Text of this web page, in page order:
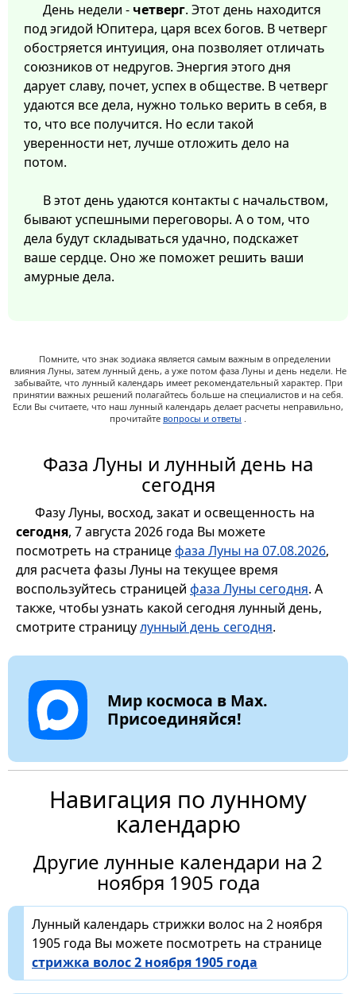
День недели - четверг. Этот день находится
под эгидой Юпитера, царя всех богов. В четверг
обостряется интуиция, она позволяет отличать
союзников от недругов. Энергия этого дня
дарует славу, почет, успех в обществе. В четверг
удаются все дела, нужно только верить в себя, в
то, что все получится. Но если такой
уверенности нет, лучше отложить дело на
потом.
В этот день удаются контакты с начальством,
бывают успешными переговоры. А о том, что
дела будут складываться удачно, подскажет
ваше сердце. Оно же поможет решить ваши
амурные дела.
Помните, что знак зодиака является самым важным в определении
влияния Луны, затем лунный день, а уже потом фаза Луны и день недели. Не
забывайте, что лунный календарь имеет рекомендательный характер. При
принятии важных решений полагайтесь больше на специалистов и на себя.
Если Вы считаете, что наш лунный календарь делает расчеты неправильно,
прочитайте вопросы и ответы .
Фаза Луны и лунный день на
сегодня
Фазу Луны, восход, закат и освещенность на
сегодня, 7 августа 2026 года Вы можете
посмотреть на страницефаза Луны на 07.08.2026,
для расчета фазы Луны на текущее время
воспользуйтесь страницей фаза Луны сегодня. А
также, чтобы узнать какой сегодня лунный день,
смотрите страницулунный день сегодня.
Мир космоса в Max.
Присоединяйся!
Навигация по лунному
календарю
Другие лунные календари на 2
ноября 1905 года
Лунный календарь стрижки волос на 2 ноября
1905 года Вы можете посмотреть на странице
стрижка волос 2 ноября 1905 года